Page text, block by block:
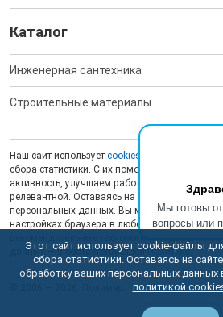
Мы готовы
вопросы или
Каталог
Инженерная сантехника
Строительные материалы
Наш сайт использует cookies
сбора статистики. С их помощью мы
активность, улучшаем работу сайта и делаем
релевантной. Оставаясь на сайте, вы даете
персональных данных. Вы можете отключить
настройках браузера в любой момент. На
данных — в соответствующейПолитике.
Этот сайт использует cookie-файлы
сбора статистики. Оставаясь на
обработку ваших персональных данных
политикой